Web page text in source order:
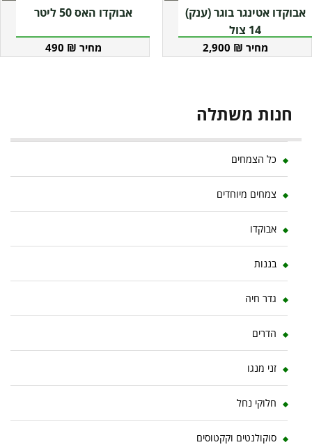
אבוקדו אטינגר בוגר (ענק)
14 צול
2,900 ₪
אבוקדו האס 50 ליטר
490 ₪
חנות משתלה
כל הצמחים
צמחים מיוחדים
אבוקדו
בננות
גדר חיה
הדרים
זני מנגו
חלוקי נחל
סוקולנטים וקקטוסים